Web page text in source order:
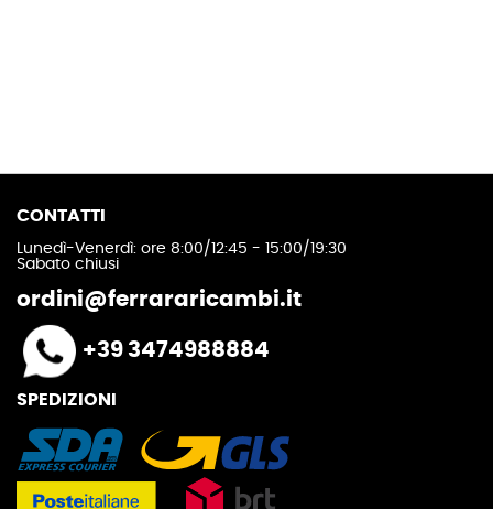
CONTATTI
Lunedì-Venerdì: ore 8:00/12:45 - 15:00/19:30
Sabato chiusi
ordini@ferrararicambi.it
+39 3474988884
SPEDIZIONI